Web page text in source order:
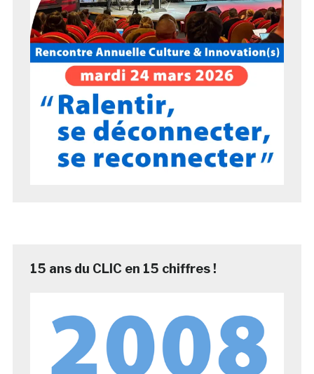
15 ans du CLIC en 15 chiffres !